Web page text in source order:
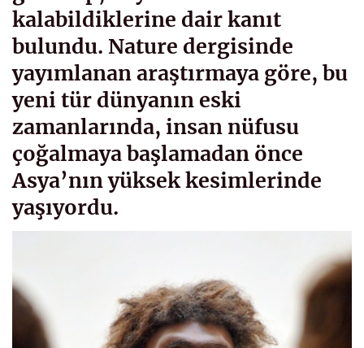
kalabildiklerine dair kanıt
bulundu. Nature dergisinde
yayımlanan araştırmaya göre, bu
yeni tür dünyanın eski
zamanlarında, insan nüfusu
çoğalmaya başlamadan önce
Asya’nın yüksek kesimlerinde
yaşıyordu.